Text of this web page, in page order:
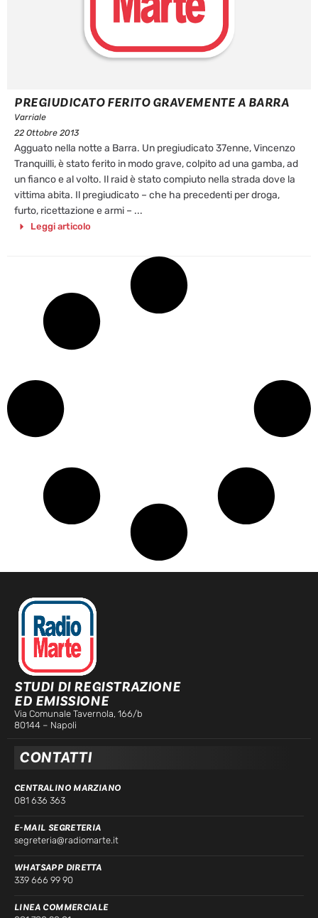
PREGIUDICATO FERITO GRAVEMENTE A BARRA
Varriale
22 Ottobre 2013
Agguato nella notte a Barra. Un pregiudicato 37enne, Vincenzo
Tranquilli, è stato ferito in modo grave, colpito ad una gamba, ad
un fianco e al volto. Il raid è stato compiuto nella strada dove la
vittima abita. Il pregiudicato – che ha precedenti per droga,
furto, ricettazione e armi – ...
Leggi articolo
STUDI DI REGISTRAZIONE
ED EMISSIONE
Via Comunale Tavernola, 166/b
80144 – Napoli
CONTATTI
CENTRALINO MARZIANO
081 636 363
E-MAIL SEGRETERIA
segreteria@radiomarte.it
WHATSAPP DIRETTA
339 666 99 90
LINEA COMMERCIALE